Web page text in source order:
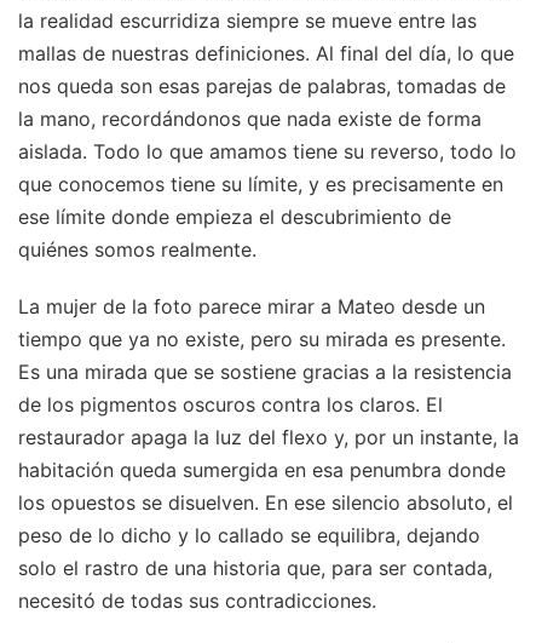
la realidad escurridiza siempre se mueve entre las
mallas de nuestras definiciones. Al final del día, lo que
nos queda son esas parejas de palabras, tomadas de
la mano, recordándonos que nada existe de forma
aislada. Todo lo que amamos tiene su reverso, todo lo
que conocemos tiene su límite, y es precisamente en
ese límite donde empieza el descubrimiento de
quiénes somos realmente.
La mujer de la foto parece mirar a Mateo desde un
tiempo que ya no existe, pero su mirada es presente.
Es una mirada que se sostiene gracias a la resistencia
de los pigmentos oscuros contra los claros. El
restaurador apaga la luz del flexo y, por un instante, la
habitación queda sumergida en esa penumbra donde
los opuestos se disuelven. En ese silencio absoluto, el
peso de lo dicho y lo callado se equilibra, dejando
solo el rastro de una historia que, para ser contada,
necesitó de todas sus contradicciones.